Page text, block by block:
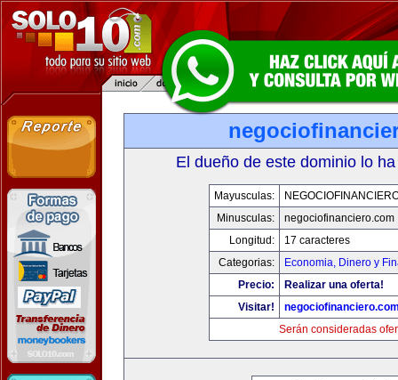
El dueño de este dominio lo
Mayusculas:
Minusculas:
negociofinanciero.com
Longitud:
17 caracteres
Categorias:
Economia, Dinero y
Precio:
Realizar una oferta!
Visitar!
Serán consideradas